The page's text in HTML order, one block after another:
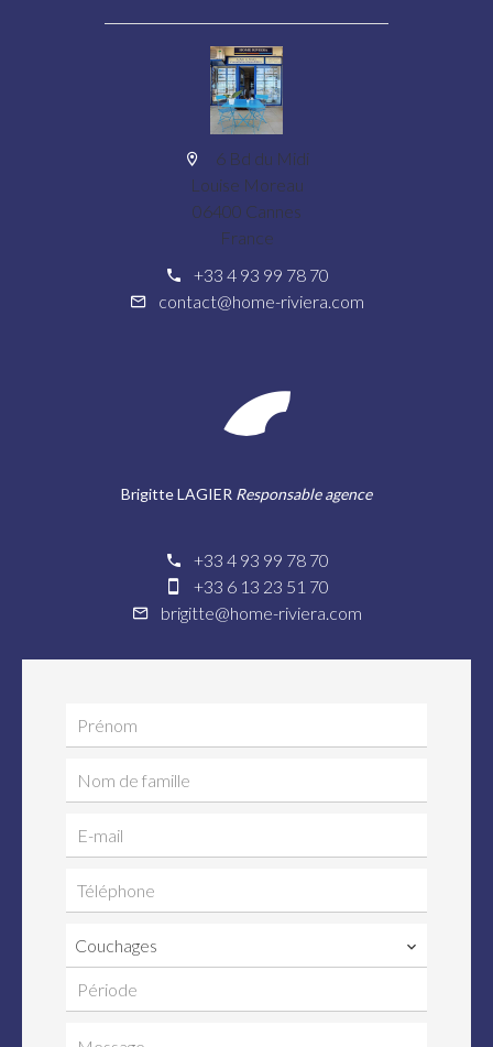
6 Bd du Midi
Louise Moreau
06400 Cannes
France
+33 4 93 99 78 70
contact@home-riviera.com
Brigitte LAGIER Responsable agence
+33 4 93 99 78 70
+33 6 13 23 51 70
brigitte@home-riviera.com
Couchages